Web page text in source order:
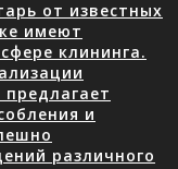
от известных
имеют
клининга.
и
различного